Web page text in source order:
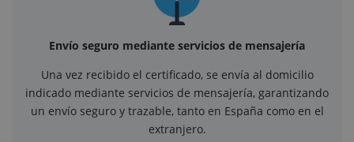
Envío seguro mediante servicios de mensajería
Una vez recibido el certificado, se envía al domicilio
indicado mediante servicios de mensajería, garantizando
un envío seguro y trazable, tanto en España como en el
extranjero.